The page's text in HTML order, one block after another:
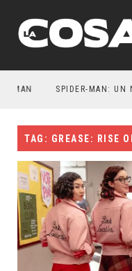
SPIDER-MAN: UN
TAG: GREASE: RISE